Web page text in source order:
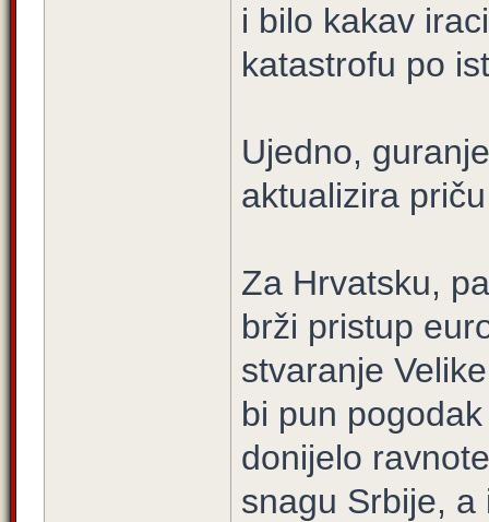
i bilo kakav
katastrofu po
Ujedno,
aktualizira
Za Hrvatsku,
brži pristup
stvaranje
bi pun
donijelo
snagu Srbije,